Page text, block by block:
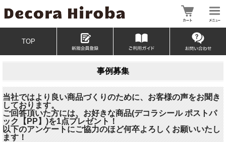
TOP
事例募集
当社ではより良い商品づくりのために、お客様の声をお聞き
しております。
ご回答頂いた方には、お好きな商品(デコラシール ポストパ
ック【PP】)を1点プレゼント！
以下のアンケートにご協力のほど何卒よろしくお願いいたし
ます！